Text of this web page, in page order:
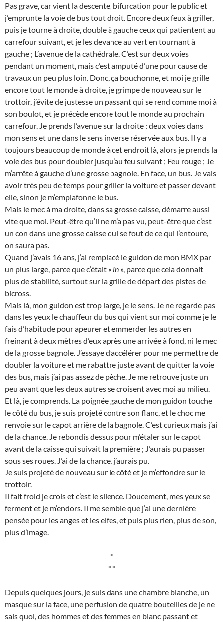
Pas grave, car vient la descente, bifurcation pour le public et
j’emprunte la voie de bus tout droit. Encore deux feux à griller,
puis je tourne à droite, double à gauche ceux qui patientent au
carrefour suivant, et je les devance au vert en tournant à
gauche ; L’avenue de la cathédrale. C’est sur deux voies
pendant un moment, mais c’est amputé d’une pour cause de
travaux un peu plus loin. Donc, ça bouchonne, et moi je grille
encore tout le monde à droite, je grimpe de nouveau sur le
trottoir, j’évite de justesse un passant qui se rend comme moi à
son boulot, et je précède encore tout le monde au prochain
carrefour. Je prends l’avenue sur la droite : deux voies dans
mon sens et une dans le sens inverse réservée aux bus. Il y a
toujours beaucoup de monde à cet endroit là, alors je prends la
voie des bus pour doubler jusqu’au feu suivant ; Feu rouge ; Je
m’arrête à gauche d’une grosse bagnole. En face, un bus. Je vais
avoir très peu de temps pour griller la voiture et passer devant
elle, sinon je m’emplafonne le bus.
Mais le mec à ma droite, dans sa grosse caisse, démarre aussi
vite que moi. Peut-être qu’il ne m’a pas vu, peut-être que c’est
un con dans une grosse caisse qui se fout de ce qui l’entoure,
on saura pas.
Quand j’avais 16 ans, j’ai remplacé le guidon de mon BMX par
un plus large, parce que c’était « in », parce que cela donnait
plus de stabilité, surtout sur la grille de départ des pistes de
bicross.
Mais là, mon guidon est trop large, je le sens. Je ne regarde pas
dans les yeux le chauffeur du bus qui vient sur moi comme je le
fais d’habitude pour apeurer et emmerder les autres en
freinant à deux mètres d’eux après une arrivée à fond, ni le mec
de la grosse bagnole. J’essaye d’accélérer pour me permettre de
doubler la voiture et me rabattre juste avant de quitter la voie
des bus, mais j’ai pas assez de pêche. Je me retrouve juste un
peu avant que les deux autres se croisent avec moi au milieu.
Et là, je comprends. La poignée gauche de mon guidon touche
le côté du bus, je suis projeté contre son flanc, et le choc me
renvoie sur le capot arrière de la bagnole. C’est curieux mais j’ai
de la chance. Je rebondis dessus pour m’étaler sur le capot
avant de la caisse qui suivait la première ; J’aurais pu passer
sous ses roues. J’ai de la chance, j’aurais pu.
Je suis projeté de nouveau sur le côté et je m’effondre sur le
trottoir.
Il fait froid je crois et c’est le silence. Doucement, mes yeux se
ferment et je m’endors. Il me semble que j’ai une dernière
pensée pour les anges et les elfes, et puis plus rien, plus de son,
plus d’image.
*
* *
Depuis quelques jours, je suis dans une chambre blanche, un
masque sur la face, une perfusion de quatre bouteilles de je ne
sais quoi, des hommes et des femmes en blanc passant et